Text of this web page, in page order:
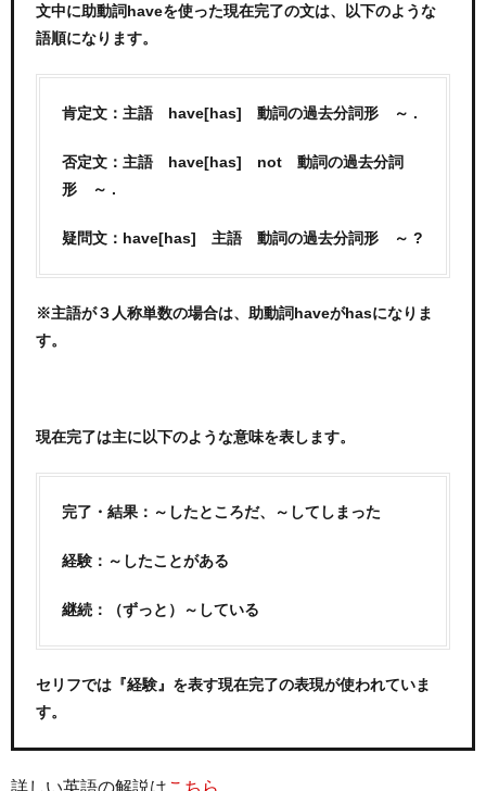
文中に助動詞haveを使った現在完了の文は、以下のような
語順になります。
肯定文：主語 have[has] 動詞の過去分詞形 ～ .
否定文：主語 have[has] not 動詞の過去分詞
形 ～ .
疑問文：have[has] 主語 動詞の過去分詞形 ～ ?
※主語が３人称単数の場合は、助動詞haveがhasになりま
す。
現在完了は主に以下のような意味を表します。
完了・結果：～したところだ、～してしまった
経験：～したことがある
継続：（ずっと）～している
セリフでは『経験』を表す現在完了の表現が使われていま
す。
詳しい英語の解説は こちら